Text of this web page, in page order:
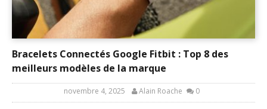
Bracelets Connectés Google Fitbit : Top 8 des
meilleurs modèles de la marque
novembre 4, 2025 Alain Roache 0